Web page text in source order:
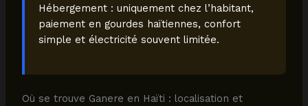
Hébergement : uniquement chez l’habitant,
paiement en gourdes haïtiennes, confort
simple et électricité souvent limitée.
Où se trouve Ganere en Haïti : localisation et